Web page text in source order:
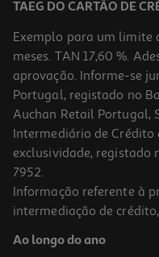
Smartwatch Cmf By Nothing
69.99 €/un
TAEG DO CARTÃO DE
Exemplo para um limite
meses. TAN 17,60 %.
aprovação. Informe-se
Portugal, registado no
Auchan Retail Portugal,
Intermediário de
exclusividade, registado
7952.
Informação referente à
intermediação de crédito,
Ao longo do ano